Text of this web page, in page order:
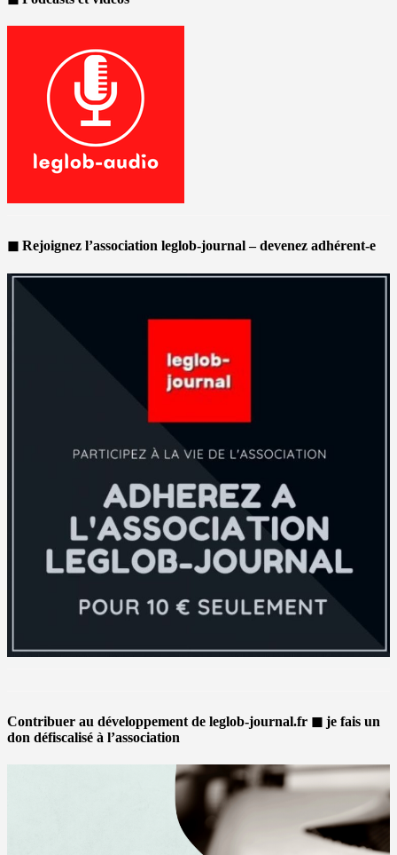
◼ Rejoignez l’association leglob-journal – devenez adhérent-e
Contribuer au développement de leglob-journal.fr ◼ je fais un
don défiscalisé à l’association